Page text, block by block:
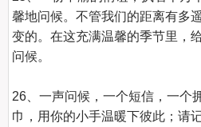
馨地问候。不管我们的距离有多
变的。在这充满温馨的季节里，
问候。
26、一声问候，一个短信，一个
巾，用你的小手温暖下彼此；请